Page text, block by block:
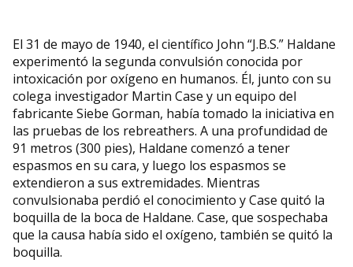
El 31 de mayo de 1940, el científico John “J.B.S.” Haldane
experimentó la segunda convulsión conocida por
intoxicación por oxígeno en humanos. Él, junto con su
colega investigador Martin Case y un equipo del
fabricante Siebe Gorman, había tomado la iniciativa en
las pruebas de los rebreathers. A una profundidad de
91 metros (300 pies), Haldane comenzó a tener
espasmos en su cara, y luego los espasmos se
extendieron a sus extremidades. Mientras
convulsionaba perdió el conocimiento y Case quitó la
boquilla de la boca de Haldane. Case, que sospechaba
que la causa había sido el oxígeno, también se quitó la
boquilla.